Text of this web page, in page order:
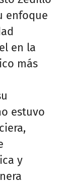
enfoque
en la
más
estuvo
y